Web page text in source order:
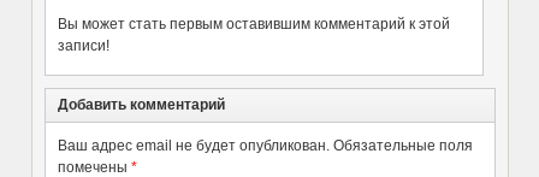
Вы может стать первым оставившим комментарий к этой
записи!
Добавить комментарий
Ваш адрес email не будет опубликован. Обязательные поля
помечены *